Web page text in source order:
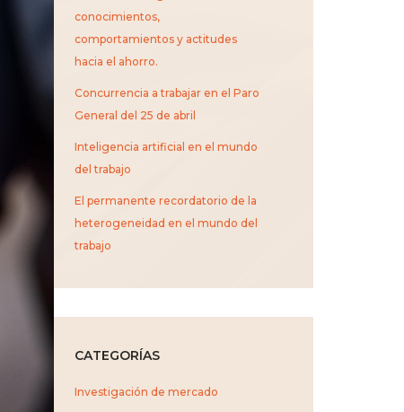
conocimientos,
comportamientos y actitudes
hacia el ahorro.
Concurrencia a trabajar en el Paro
General del 25 de abril
Inteligencia artificial en el mundo
del trabajo
El permanente recordatorio de la
heterogeneidad en el mundo del
trabajo
CATEGORÍAS
Investigación de mercado